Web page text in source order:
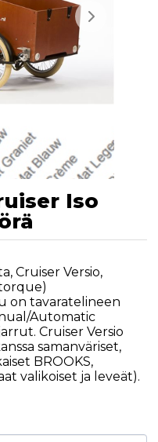
Iso
Cruiser Versio,
on tavaratelineen
Automatic
Cruiser Versio
samanväriset,
BROOKS,
valikoiset ja leveät).